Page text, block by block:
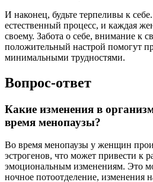
И наконец, будьте терпеливы к
естественный процесс, и каждая
своему. Забота о себе, внимание к
положительный настрой помогут
минимальными трудностями.
Вопрос-ответ
Какие изменения в
время менопаузы?
Во время менопаузы у женщин
эстрогенов, что может привести к
эмоциональным изменениям. Это
ночное потоотделение, изменения